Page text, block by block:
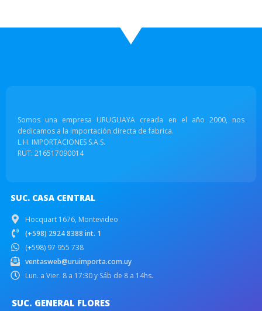
Somos una empresa URUGUAYA creada en el año 2000, nos
dedicamos a la importación directa de fabrica.
L.H. IMPORTACIONES S.A.S.
RUT: 216517090014
SUC. CASA CENTRAL
Hocquart 1676, Montevideo
(+598) 2924 8388 int. 1
(+598) 97 955 738
ventasweb@uruimporta.com.uy
Lun. a Vier. 8 a 17:30 y Sáb de 8 a 14hs.
SUC. GENERAL FLORES